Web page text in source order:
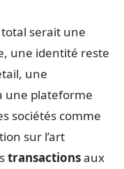
serait une
une identité reste
une
une plateforme
sociétés comme
sur l’art
transactionsaux